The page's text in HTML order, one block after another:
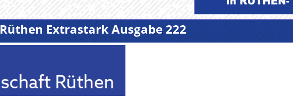
Rüthen Extrastark Ausgabe 222